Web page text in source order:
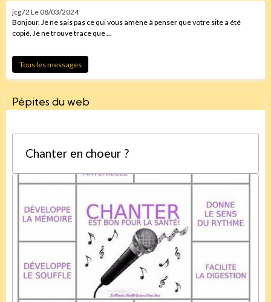
jcg72 Le 08/03/2024
Bonjour, Je ne sais pas ce qui vous amène à penser que votre site a été
copié. Je ne trouve trace que ...
Tous les messages
Pépites du web
Chanter en choeur ?